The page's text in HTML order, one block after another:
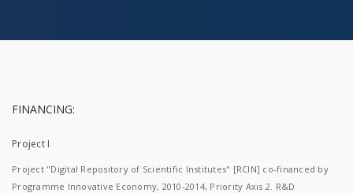
FINANCING:
Project I
Project "Digital Repository of Scientific Institutes" [RCIN] co-financed by
Programme Innovative Economy, 2010-2014, Priority Axis 2. R&D